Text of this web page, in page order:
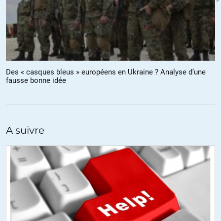
Samba //07.01.2025 à 10h00
Il me semble que les coeurs fêlés sont innombrables, partout, par
désespoir face à l’inhumanité de l’humanité! Ces coeurs peuvent se
briser ou exploser en haine, provoquant des dégâts aussi
environnementaux, comment s’en sortiront nos descendants ?
Ecofil
Pas beaucoup de cohérence dans ce texte qui sous-entend que
Trump est un danger alors que Biden a bien prouvé que c’était lui le
danger par sa politique intérieure laxiste dont la plupart des
américains ne veulent plus et qui risque elle-même de créer une
énorme fracture dans la société américaine ( opposition entre les
migrants et nationaux) et sur le plan international, les nombreux
Des « casques bleus » européens en Ukraine ? Analyse d’une
fausse bonne idée
A suivre